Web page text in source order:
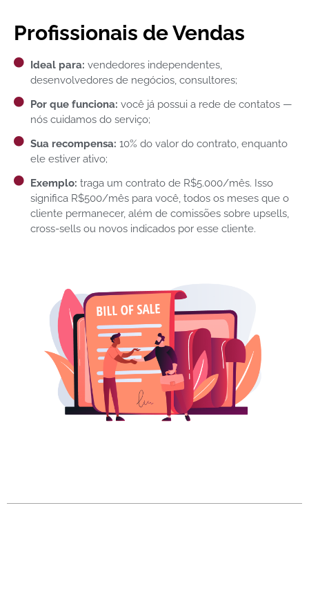
Profissionais de Vendas
Ideal para: vendedores independentes,
desenvolvedores de negócios, consultores;
Por que funciona: você já possui a rede de contatos —
nós cuidamos do serviço;
Sua recompensa: 10% do valor do contrato, enquanto
ele estiver ativo;
Exemplo: traga um contrato de R$5.000/mês. Isso
significa R$500/mês para você, todos os meses que o
cliente permanecer, além de comissões sobre upsells,
cross-sells ou novos indicados por esse cliente.